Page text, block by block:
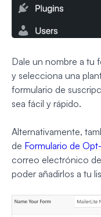
Dale un nombre a tu
y selecciona una
formulario de
sea fácil y rápido.
Alternativamente,
de Formulario de
correo electrónico
poder añadirlos a tu